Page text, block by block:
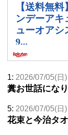
1: 2026/07/05(日
糞お世話にな
5: 2026/07/05(日
花束と今治タ